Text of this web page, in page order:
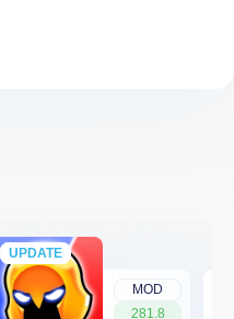
MOD
281.8
UPDATE
NEW